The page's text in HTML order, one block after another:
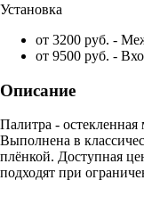
Установка
от 3200 руб. -
от 9500 руб. -
Описание
Палитра -
Выполнена в
плёнкой. Доступная
подходят при